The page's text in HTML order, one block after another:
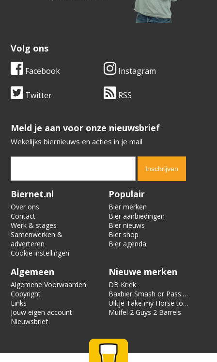
Volg ons
Facebook Instagram
Twitter RSS
​​​​​​​Meld je aan voor onze nieuwsbrief
Wekelijks biernieuws en acties in je mail
Verification code:
Biernet.nl
Over ons
Contact
Werk & stages
Samenwerken &
adverteren
Cookie instellingen
Populair
Bier merken
Bier aanbiedingen
Bier nieuws
Bier shop
Bier agenda
Algemeen
Algemene Voorwaarden
Copyright
Links
Jouw eigen account
Nieuwsbrief
Nieuwe merken
DB Kriek
Baxbier Smash or Pass:
Strata
Uiltje Take my Horse to
the Hotel Room
Muifel 2 Guys 2 Barrels